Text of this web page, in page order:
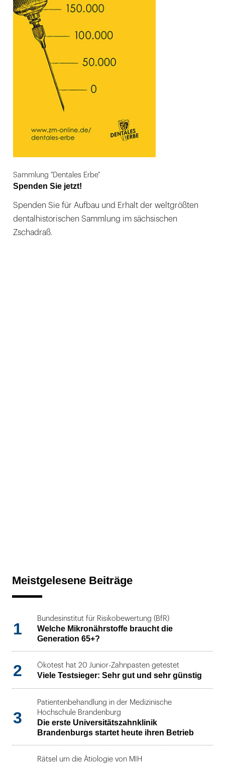
Sammlung "Dentales Erbe"
Spenden Sie jetzt!
Spenden Sie für Aufbau und Erhalt der weltgrößten
dentalhistorischen Sammlung im sächsischen
Zschadraß.
Meistgelesene Beiträge
1
Bundesinstitut für Risikobewertung (BfR)
Welche Mikronährstoffe braucht die
Generation 65+?
2 Ökotest hat 20 Junior-Zahnpasten getestet
Viele Testsieger: Sehr gut und sehr günstig
3
Patientenbehandlung in der Medizinische
Hochschule Brandenburg
Die erste Universitätszahnklinik
Brandenburgs startet heute ihren Betrieb
Rätsel um die Ätiologie von MIH